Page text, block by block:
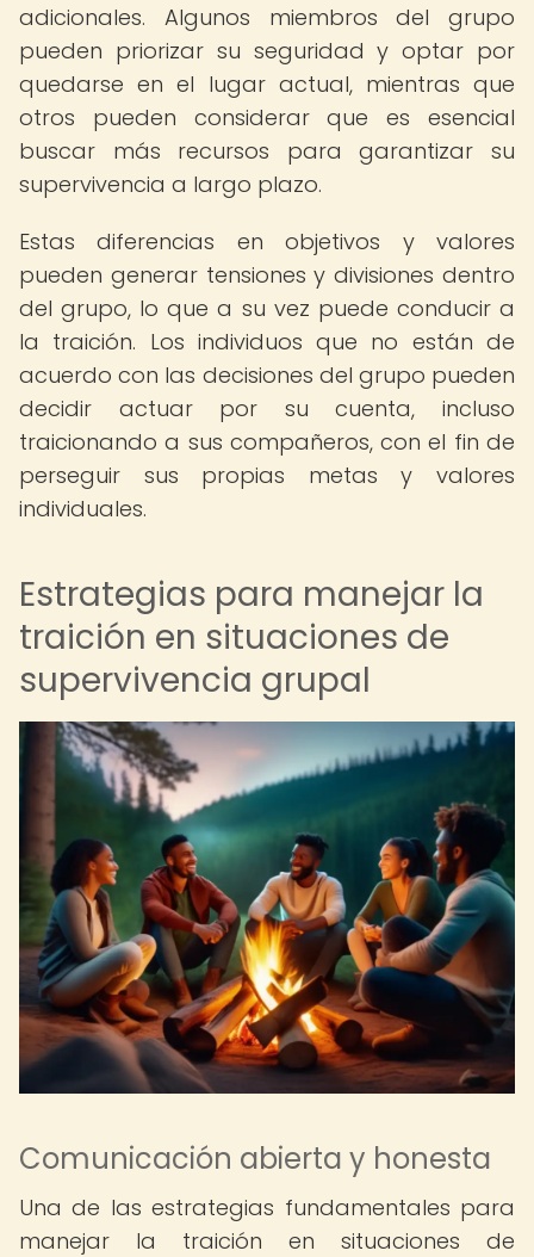
adicionales. Algunos miembros del grupo
pueden priorizar su seguridad y optar por
quedarse en el lugar actual, mientras que
otros pueden considerar que es esencial
buscar más recursos para garantizar su
supervivencia a largo plazo.
Estas diferencias en objetivos y valores
pueden generar tensiones y divisiones dentro
del grupo, lo que a su vez puede conducir a
la traición. Los individuos que no están de
acuerdo con las decisiones del grupo pueden
decidir actuar por su cuenta, incluso
traicionando a sus compañeros, con el fin de
perseguir sus propias metas y valores
individuales.
Estrategias para manejar la
traición en situaciones de
supervivencia grupal
Comunicación abierta y honesta
Una de las estrategias fundamentales para
manejar la traición en situaciones de